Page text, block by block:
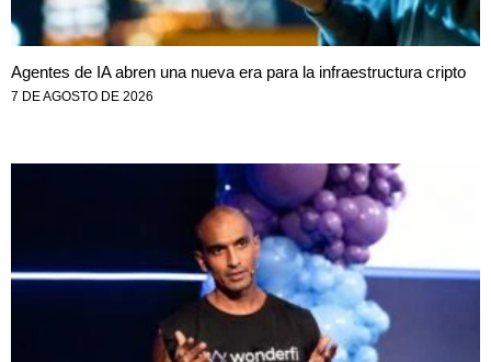
Agentes de IA abren una nueva era para la infraestructura cripto
7 DE AGOSTO DE 2026